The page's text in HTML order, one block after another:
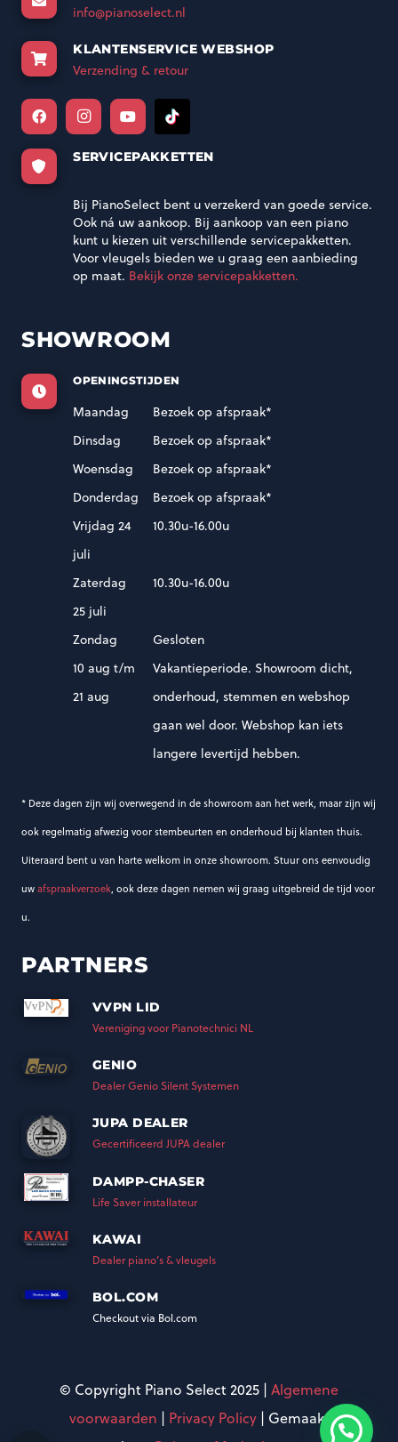
info@pianoselect.nl
KLANTENSERVICE WEBSHOP
Verzending & retour
SERVICEPAKKETTEN
Bij PianoSelect bent u verzekerd van goede service.
Ook ná uw aankoop. Bij aankoop van een piano
kunt u kiezen uit verschillende servicepakketten.
Voor vleugels bieden we u graag een aanbieding
op maat. Bekijk onze servicepakketten.
SHOWROOM
OPENINGSTIJDEN
Maandag
Bezoek op afspraak*
Dinsdag
Bezoek op afspraak*
Woensdag
Bezoek op afspraak*
Donderdag
Bezoek op afspraak*
Vrijdag 24
juli
10.30u-16.00u
Zaterdag
25 juli
10.30u-16.00u
Zondag
Gesloten
10 aug t/m
21 aug
Vakantieperiode. Showroom dicht,
onderhoud, stemmen en webshop
gaan wel door. Webshop kan iets
langere levertijd hebben.
* Deze dagen zijn wij overwegend in de showroom aan het werk, maar zijn wij
ook regelmatig afwezig voor stembeurten en onderhoud bij klanten thuis.
Uiteraard bent u van harte welkom in onze showroom. Stuur ons eenvoudig
uwafspraakverzoek, ook deze dagen nemen wij graag uitgebreid de tijd voor
u.
PARTNERS
VVPN LID
Vereniging voor Pianotechnici NL
GENIO
Dealer Genio Silent Systemen
JUPA DEALER
Gecertificeerd JUPA dealer
DAMPP-CHASER
Life Saver installateur
KAWAI
Dealer piano’s & vleugels
BOL.COM
Checkout via Bol.com
© Copyright Piano Select 2025 | Algemene
voorwaarden | Privacy Policy| Gemaakt